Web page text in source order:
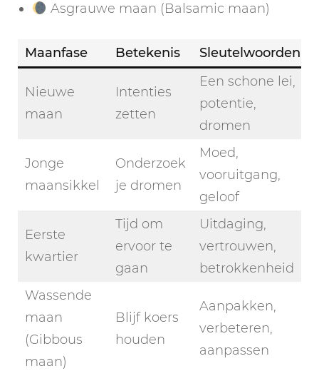
Asgrauwe maan (Balsamic maan)
Maanfase Betekenis Sleutelwoorden
Nieuwe
maan
Intenties
zetten
Een schone lei,
potentie,
dromen
Jonge
maansikkel
Onderzoek
je dromen
Moed,
vooruitgang,
geloof
Eerste
kwartier
Tijd om
ervoor te
gaan
Uitdaging,
vertrouwen,
betrokkenheid
Wassende
maan
(Gibbous
maan)
Blijf koers
houden
Aanpakken,
verbeteren,
aanpassen